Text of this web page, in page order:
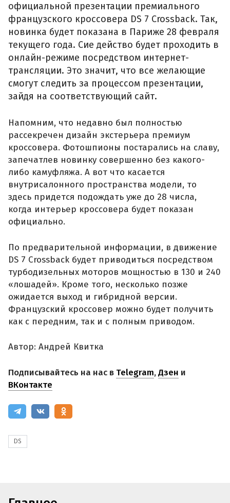
официальной презентации премиального
французского кроссовера DS 7 Crossback. Так,
новинка будет показана в Париже 28 февраля
текущего года. Сие действо будет проходить в
онлайн-режиме посредством интернет-
трансляции. Это значит, что все желающие
смогут следить за процессом презентации,
зайдя на соответствующий сайт.
Напомним, что недавно был полностью
рассекречен дизайн экстерьера премиум
кроссовера. Фотошпионы постарались на славу,
запечатлев новинку совершенно без какого-
либо камуфляжа. А вот что касается
внутрисалонного пространства модели, то
здесь придется подождать уже до 28 числа,
когда интерьер кроссовера будет показан
официально.
По предварительной информации, в движение
DS 7 Crossback будет приводиться посредством
турбодизельных моторов мощностью в 130 и 240
«лошадей». Кроме того, несколько позже
ожидается выход и гибридной версии.
Французский кроссовер можно будет получить
как с передним, так и с полным приводом.
Автор: Андрей Квитка
Подписывайтесь на нас в Telegram,Дзен и
ВКонтакте
DS